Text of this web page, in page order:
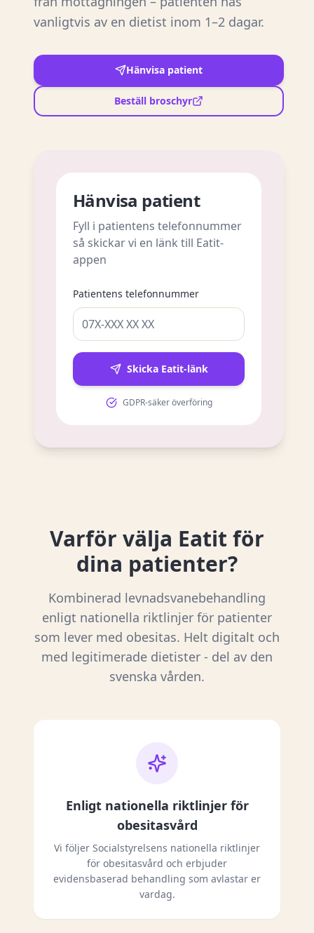
vanligtvis av en dietist inom 1–2 dagar.
Hänvisa patient
Beställ broschyr
Hänvisa patient
Fyll i patientens telefonnummer
så skickar vi en länk till Eatit-
appen
Patientens telefonnummer
Skicka Eatit-länk
GDPR-säker överföring
Varför välja Eatit för
dina patienter?
Kombinerad levnadsvanebehandling
enligt nationella riktlinjer för patienter
som lever med obesitas. Helt digitalt och
med legitimerade dietister - del av den
svenska vården.
Enligt nationella riktlinjer för
obesitasvård
Vi följer Socialstyrelsens nationella riktlinjer
för obesitasvård och erbjuder
evidensbaserad behandling som avlastar er
vardag.